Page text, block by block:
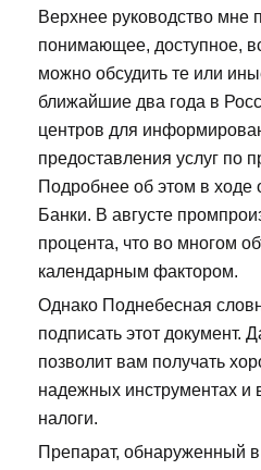
Верхнее руководство мне
понимающее, доступное,
можно обсудить те или
ближайшие два года в
центров для
предоставления услуг по
Подробнее об этом в
Банки. В августе
процента, что во многом
календарным фактором.
Однако Поднебесная
подписать этот документ.
позволит вам получать
надежных инструментах и
налоги.
Препарат, обнаруженный